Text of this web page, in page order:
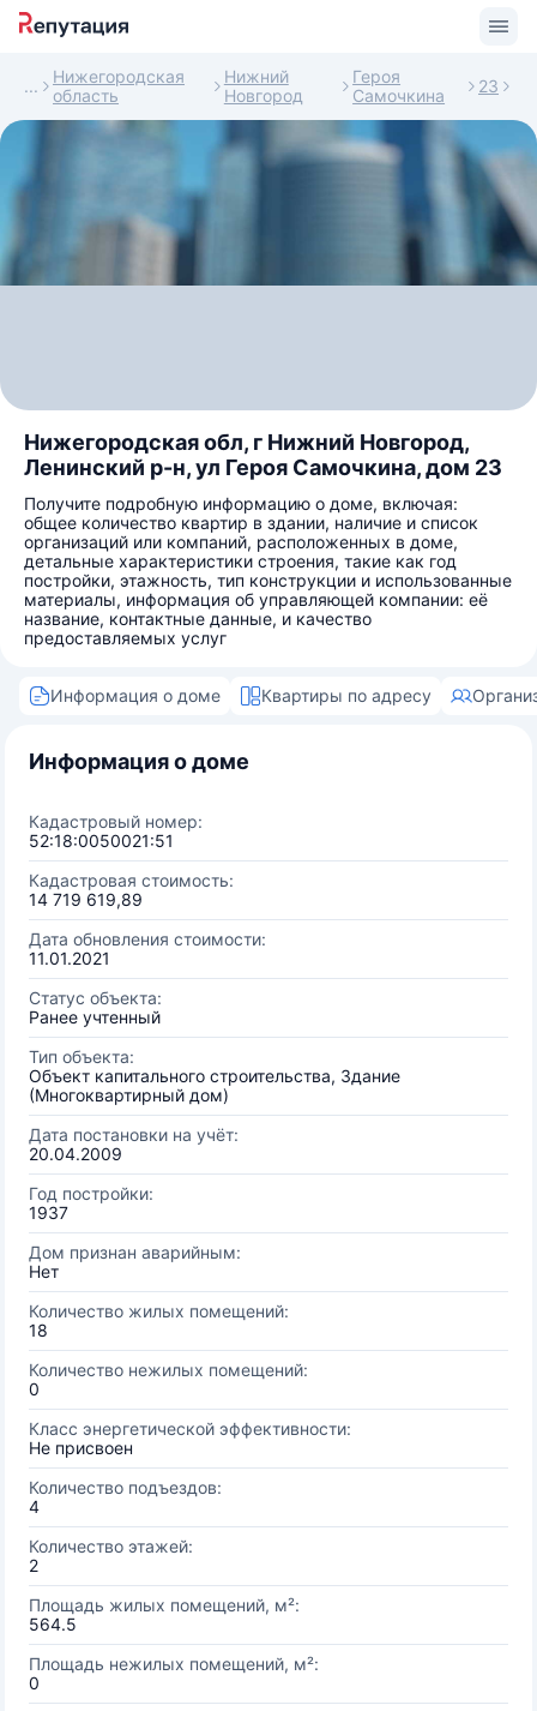
Нижегородская
область
Нижний
Новгород
Героя
Самочкина
23
Нижегородская обл, г Нижний Новгород,
Ленинский р-н, ул Героя Самочкина, дом 23
Получите подробную информацию о доме, включая:
общее количество квартир в здании, наличие и список
организаций или компаний, расположенных в доме,
детальные характеристики строения, такие как год
постройки, этажность, тип конструкции и использованные
материалы, информация об управляющей компании: её
название, контактные данные, и качество
предоставляемых услуг
Информация о доме Квартиры по адресу
Информация о доме
Кадастровый номер:
52:18:0050021:51
Кадастровая стоимость:
14 719 619,89
Дата обновления стоимости:
11.01.2021
Статус объекта:
Ранее учтенный
Тип объекта:
Объект капитального строительства, Здание
(Многоквартирный дом)
Дата постановки на учёт:
20.04.2009
Год постройки:
1937
Дом признан аварийным:
Нет
Количество жилых помещений:
18
Количество нежилых помещений:
0
Класс энергетической эффективности:
Не присвоен
Количество подъездов:
4
Количество этажей:
2
Площадь жилых помещений, м²:
564.5
Площадь нежилых помещений, м²:
0